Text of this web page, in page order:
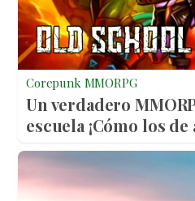
Corepunk MMORPG
Un verdadero
escuela ¡Cómo los